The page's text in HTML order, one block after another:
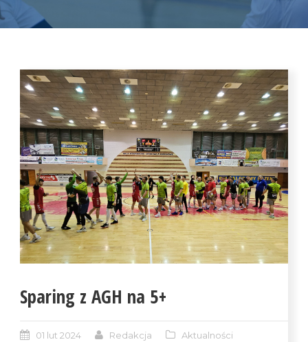
Sparing z AGH na 5+
01 lut 2024 Redakcja Aktualności